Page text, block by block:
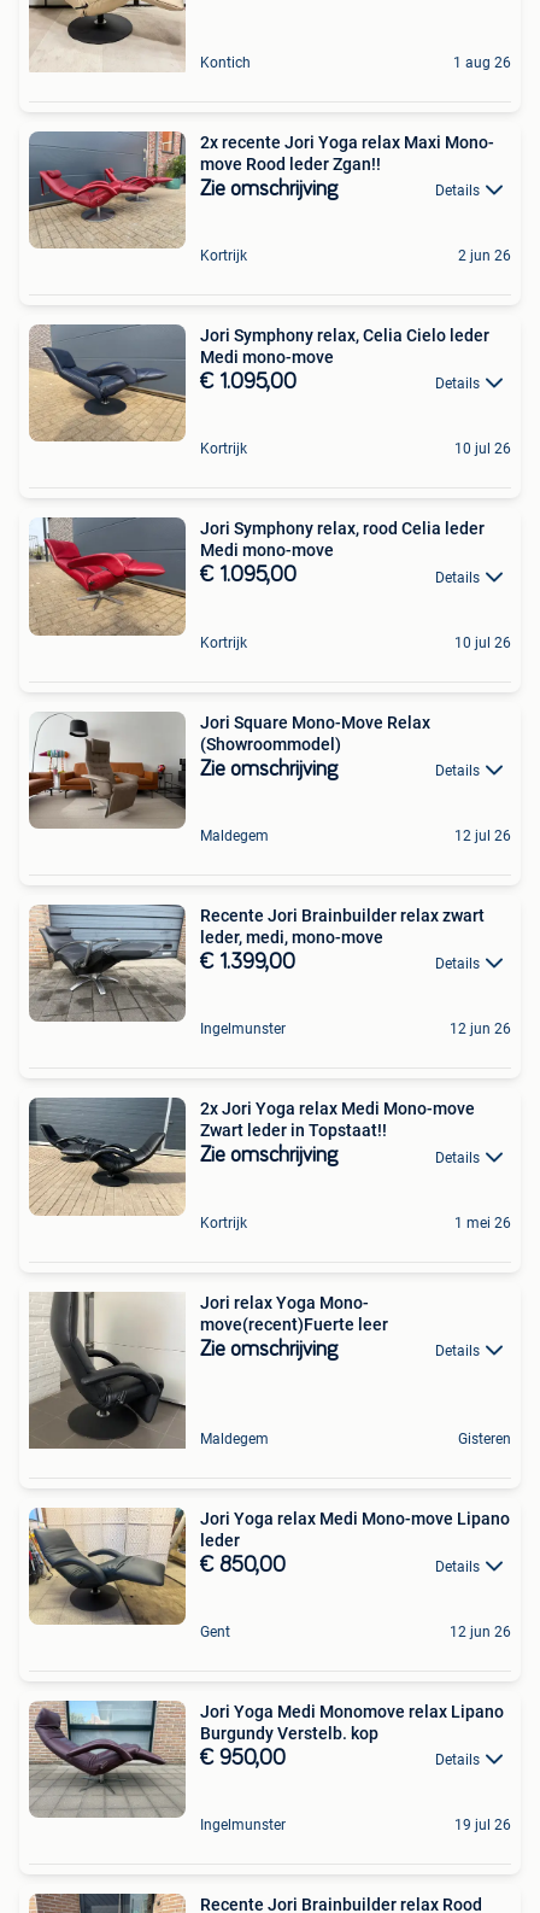
Kontich 1 aug 26
2x recente Jori Yoga relax Maxi Mono-
move Rood leder Zgan!!
Zie omschrijving Details
Kortrijk 2 jun 26
Jori Symphony relax, Celia Cielo leder
Medi mono-move
€ 1.095,00 Details
Kortrijk 10 jul 26
Jori Symphony relax, rood Celia leder
Medi mono-move
€ 1.095,00 Details
Kortrijk 10 jul 26
Jori Square Mono-Move Relax
(Showroommodel)
Zie omschrijving Details
Maldegem 12 jul 26
Recente Jori Brainbuilder relax zwart
leder, medi, mono-move
€ 1.399,00 Details
Ingelmunster 12 jun 26
2x Jori Yoga relax Medi Mono-move
Zwart leder in Topstaat!!
Zie omschrijving Details
Kortrijk 1 mei 26
Jori relax Yoga Mono-
move(recent)Fuerte leer
Zie omschrijving Details
Maldegem Gisteren
Jori Yoga relax Medi Mono-move Lipano
leder
€ 850,00 Details
Gent 12 jun 26
Jori Yoga Medi Monomove relax Lipano
Burgundy Verstelb. kop
€ 950,00 Details
Ingelmunster 19 jul 26
Recente Jori Brainbuilder relax Rood